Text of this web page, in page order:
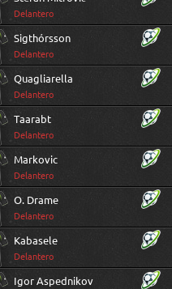
Delantero
Sigthórsson
Delantero
Quagliarella
Delantero
Taarabt
Delantero
Markovic
Delantero
O. Drame
Delantero
Kabasele
Delantero
Igor Aspednikov